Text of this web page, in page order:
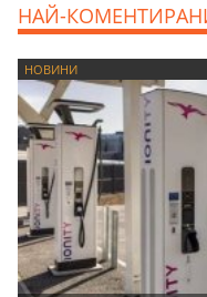
НАЙ-
НОВИНИ